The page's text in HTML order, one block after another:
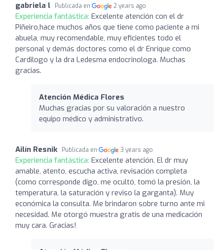
gabriela l Publicada en 2 years ago
Experiencia fantástica: Excelente atención con el dr
Piñeiro,hace muchos años que tiene como paciente a mi
abuela, muy recomendable, muy eficientes todo el
personal y demás doctores como el dr Enrique como
Cardilogo y la dra Ledesma endocrinologa. Muchas
gracias.
Atención Médica Flores
Muchas gracias por su valoración a nuestro
equipo médico y administrativo.
Ailín Resnik Publicada en 3 years ago
Experiencia fantástica: Excelente atención. El dr muy
amable, atento, escucha activa, revisación completa
(como corresponde digo, me ocultó, tomó la presión, la
temperatura, la saturación y reviso la garganta). Muy
económica la consulta. Me brindaron sobre turno ante mi
necesidad. Me otorgó muestra gratis de una medicación
muy cara. Gracias!